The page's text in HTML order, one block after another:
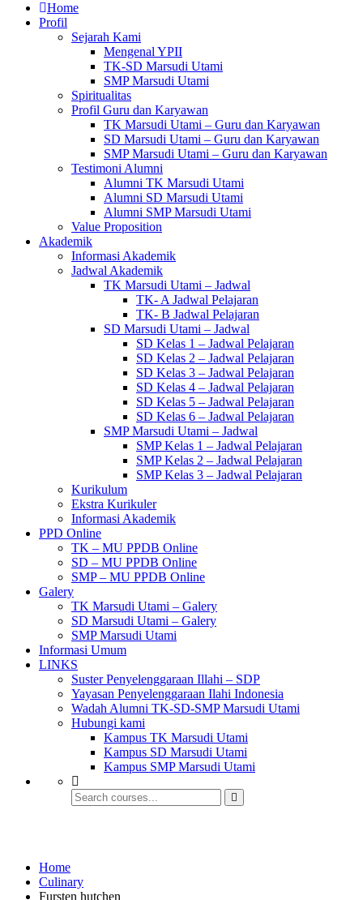
Home
Profil
Sejarah Kami
Mengenal YPII
TK-SD Marsudi Utami
SMP Marsudi Utami
Spiritualitas
Profil Guru dan Karyawan
TK Marsudi Utami – Guru dan Karyawan
SD Marsudi Utami – Guru dan Karyawan
SMP Marsudi Utami – Guru dan Karyawan
Testimoni Alumni
Alumni TK Marsudi Utami
Alumni SD Marsudi Utami
Alumni SMP Marsudi Utami
Value Proposition
Akademik
Informasi Akademik
Jadwal Akademik
TK Marsudi Utami – Jadwal
TK- A Jadwal Pelajaran
TK- B Jadwal Pelajaran
SD Marsudi Utami – Jadwal
SD Kelas 1 – Jadwal Pelajaran
SD Kelas 2 – Jadwal Pelajaran
SD Kelas 3 – Jadwal Pelajaran
SD Kelas 4 – Jadwal Pelajaran
SD Kelas 5 – Jadwal Pelajaran
SD Kelas 6 – Jadwal Pelajaran
SMP Marsudi Utami – Jadwal
SMP Kelas 1 – Jadwal Pelajaran
SMP Kelas 2 – Jadwal Pelajaran
SMP Kelas 3 – Jadwal Pelajaran
Kurikulum
Ekstra Kurikuler
Informasi Akademik
PPD Online
TK – MU PPDB Online
SD – MU PPDB Online
SMP – MU PPDB Online
Galery
TK Marsudi Utami – Galery
SD Marsudi Utami – Galery
SMP Marsudi Utami
Informasi Umum
LINKS
Suster Penyelenggaraan Illahi – SDP
Yayasan Penyelenggaraan Ilahi Indonesia
Wadah Alumni TK-SD-SMP Marsudi Utami
Hubungi kami
Kampus TK Marsudi Utami
Kampus SD Marsudi Utami
Kampus SMP Marsudi Utami
Home
Culinary
Fursten hutchen